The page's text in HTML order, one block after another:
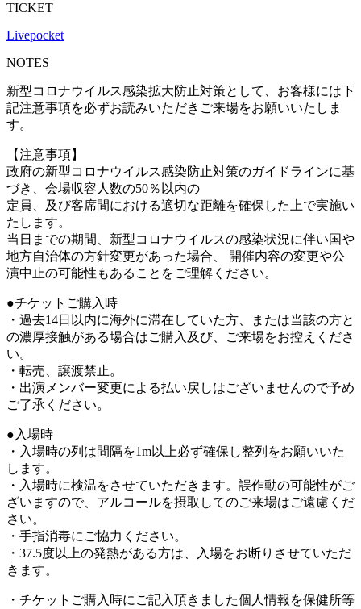
TICKET
Livepocket
NOTES
新型コロナウイルス感染拡大防止対策として、お客様には下
記注意事項を必ずお読みいただきご来場をお願いいたしま
す。
【注意事項】
政府の新型コロナウイルス感染防止対策のガイドラインに基
づき、会場収容人数の50％以内の
定員、及び客席間における適切な距離を確保した上で実施い
たします。
当日までの期間、新型コロナウイルスの感染状況に伴い国や
地方自治体の方針変更があった場合、 開催内容の変更や公
演中止の可能性もあることをご理解ください。
●チケットご購入時
・過去14日以内に海外に滞在していた方、または当該の方と
の濃厚接触がある場合はご購入及び、ご来場をお控えくださ
い。
・転売、譲渡禁止。
・出演メンバー変更による払い戻しはございませんので予め
ご了承ください。
●入場時
・入場時の列は間隔を1m以上必ず確保し整列をお願いいた
します。
・入場時に検温をさせていただきます。誤作動の可能性がご
ざいますので、アルコールを摂取してのご来場はご遠慮くだ
さい。
・手指消毒にご協力ください。
・37.5度以上の発熱がある方は、入場をお断りさせていただ
きます。
・チケットご購入時にご記入頂きました個人情報を保健所等